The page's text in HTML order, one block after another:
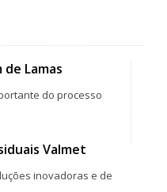
Lamas
do processo
Valmet
inovadoras e de